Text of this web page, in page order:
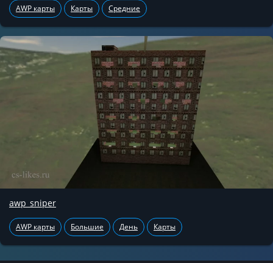
AWP карты Карты Средние
awp_sniper
AWP карты Большие День Карты